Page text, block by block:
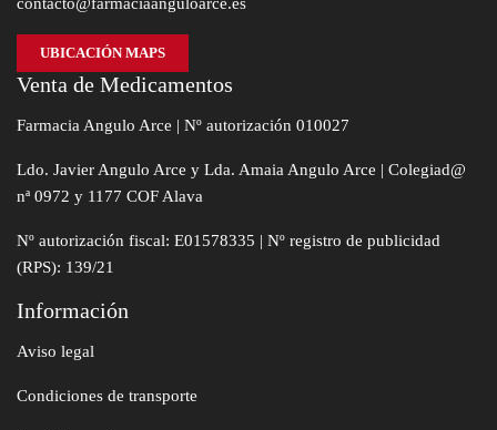
contacto@farmaciaanguloarce.es
UBICACIÓN MAPS
Venta de Medicamentos
Farmacia Angulo Arce | Nº autorización 010027
Ldo. Javier Angulo Arce y Lda. Amaia Angulo Arce | Colegiad@
nª 0972 y 1177 COF Alava
Nº autorización fiscal: E01578335 | Nº registro de publicidad
(RPS): 139/21
Información
Aviso legal
Condiciones de transporte